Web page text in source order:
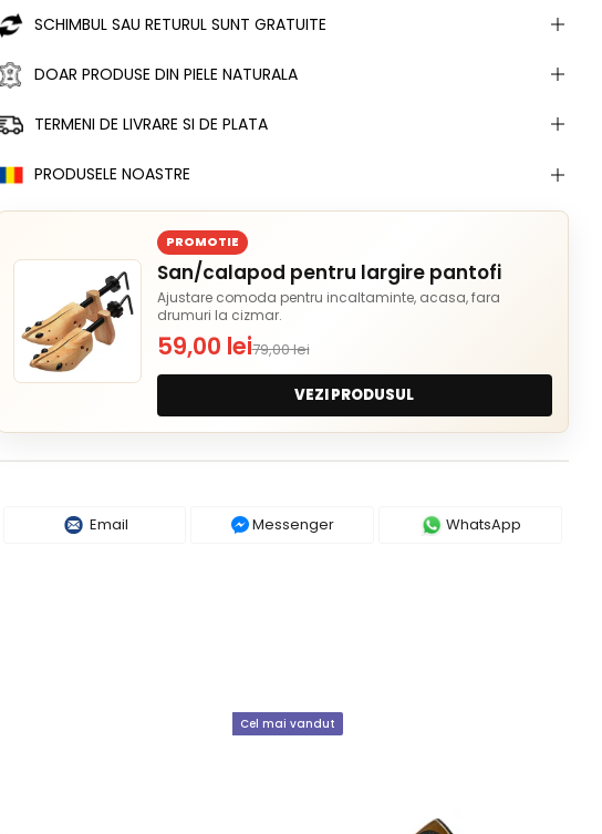
SCHIMBUL SAU RETURUL SUNT GRATUITE
DOAR PRODUSE DIN PIELE NATURALA
TERMENI DE LIVRARE SI DE PLATA
PRODUSELE NOASTRE
PROMOTIE
San/calapod pentru largire pantofi
Ajustare comoda pentru incaltaminte, acasa, fara
drumuri la cizmar.
59,00 lei79,00 lei
VEZI PRODUSUL
Email Messenger WhatsApp
Cel mai vandut